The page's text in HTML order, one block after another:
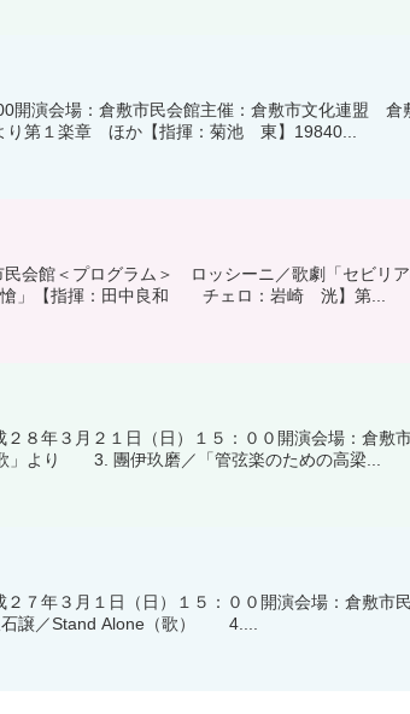
開演会場：倉敷市民会館主催：倉敷市文化連盟
り第１楽章 ほか【指揮：菊池 東】19840...
会館＜プログラム＞ ロッシーニ／歌劇「セビリ
愴」【指揮：田中良和 チェロ：岩崎 洸】第...
２８年３月２１日（日）１５：００開演会場：
より 3. 團伊玖磨／「管弦楽のための高梁...
２７年３月１日（日）１５：００開演会場：倉
譲／Stand Alone（歌） 4....